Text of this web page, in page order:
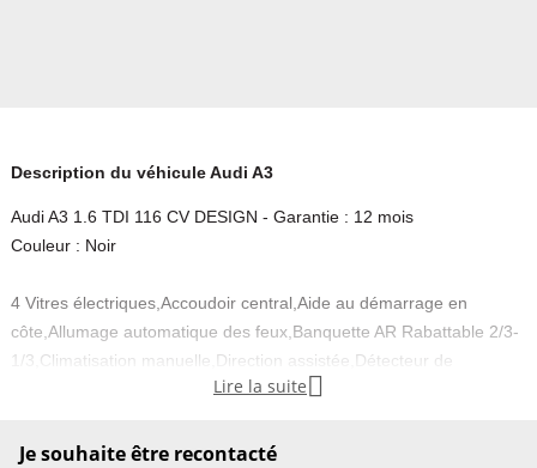
Description du véhicule Audi A3
Audi A3 1.6 TDI 116 CV DESIGN - Garantie : 12 mois
Couleur : Noir
4 Vitres électriques,Accoudoir central,Aide au démarrage en
côte,Allumage automatique des feux,Banquette AR Rabattable 2/3-
1/3,Climatisation manuelle,Direction assistée,Détecteur de
pluie,Fermeture centralisée à distance,Frein de parking
téléphone,Radar de stationnement détection
Lire la suite 
Je souhaite être recontacté